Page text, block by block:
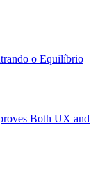
o Equilíbrio
Both UX and